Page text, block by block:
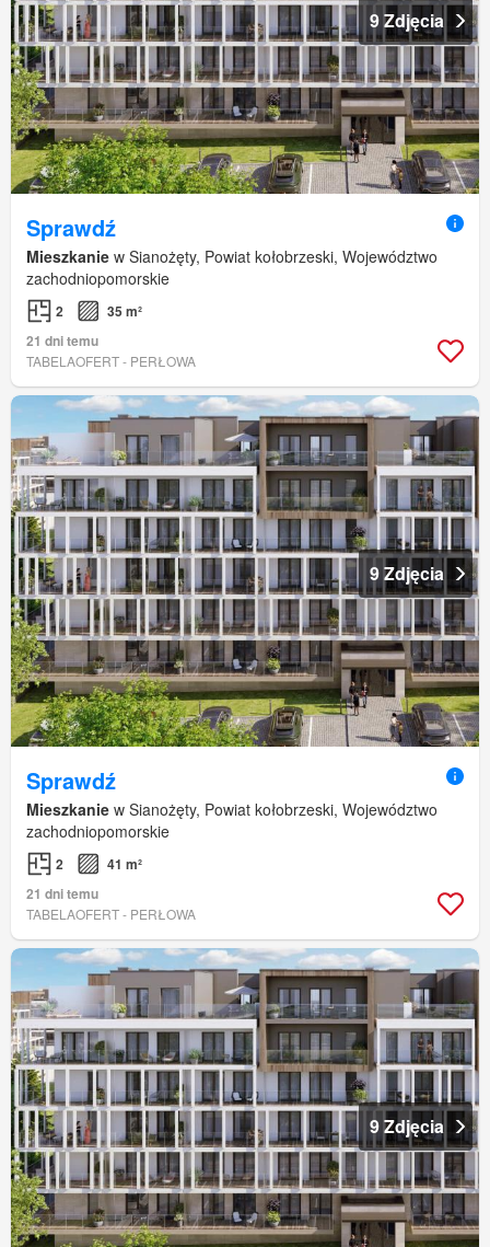
9 Zdjęcia
Sprawdź
Mieszkanie w Sianożęty, Powiat kołobrzeski, Województwo
zachodniopomorskie
2
35 m²
21 dni temu
TABELAOFERT - PERŁOWA
9 Zdjęcia
Sprawdź
Mieszkanie w Sianożęty, Powiat kołobrzeski, Województwo
zachodniopomorskie
2
41 m²
21 dni temu
TABELAOFERT - PERŁOWA
9 Zdjęcia